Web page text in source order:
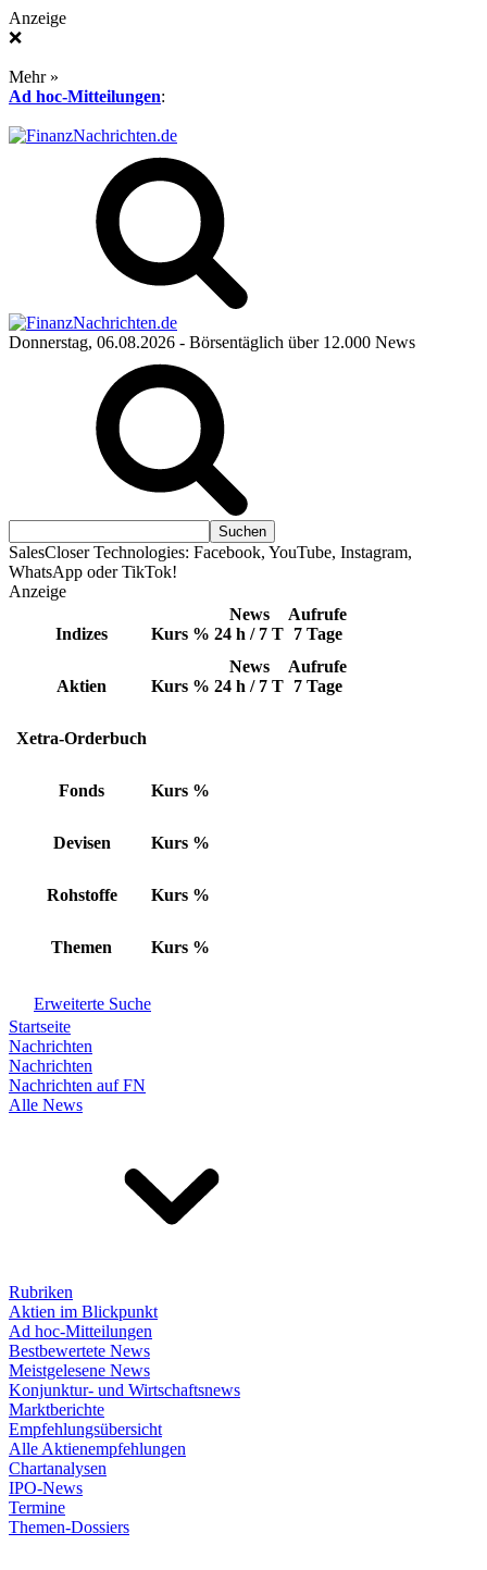
Anzeige
❌
Mehr »
Ad hoc-Mitteilungen:
Donnerstag, 06.08.2026 - Börsentäglich über 12.000 News
SalesCloser Technologies: Facebook, YouTube, Instagram,
WhatsApp oder TikTok!
Anzeige
Indizes Kurs %
News
24 h / 7 T
Aufrufe
7 Tage
Aktien Kurs %
News
24 h / 7 T
Aufrufe
7 Tage
Xetra-Orderbuch
Fonds Kurs %
Devisen Kurs %
Rohstoffe Kurs %
Themen Kurs %
Erweiterte Suche
Startseite
Nachrichten
Nachrichten
Nachrichten auf FN
Alle News
Rubriken
Aktien im Blickpunkt
Ad hoc-Mitteilungen
Bestbewertete News
Meistgelesene News
Konjunktur- und Wirtschaftsnews
Marktberichte
Empfehlungsübersicht
Alle Aktienempfehlungen
Chartanalysen
IPO-News
Termine
Themen-Dossiers